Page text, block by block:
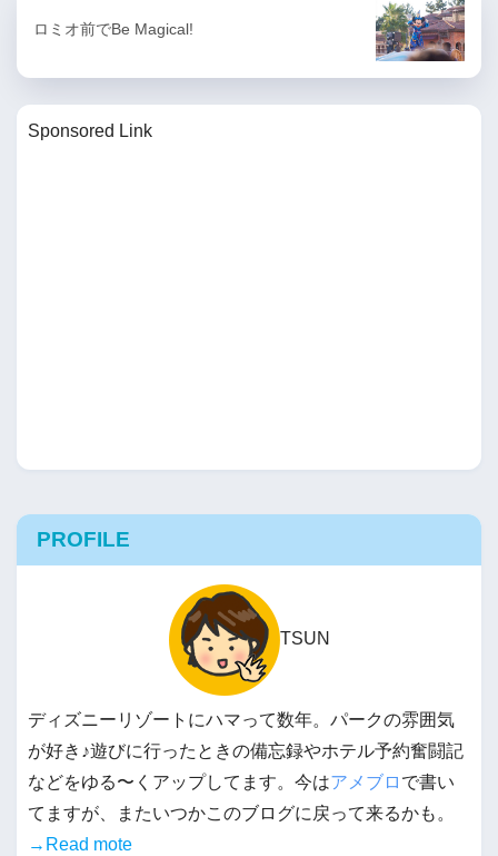
ロミオ前でBe Magical!
Sponsored Link
PROFILE
TSUN
ディズニーリゾートにハマって数年。パークの雰囲気
が好き♪遊びに行ったときの備忘録やホテル予約奮闘記
などをゆる〜くアップしてます。今はアメブロ で書い
てますが、またいつかこのブログに戻って来るかも。
→Read mote